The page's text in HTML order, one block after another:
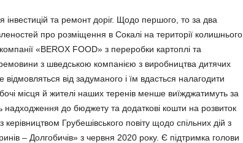
інвестицій та ремонт доріг. Щодо першого, то за два
про розміщення в Сокалі на території колишнього
«BEROX FOOD» з переробки картоплі та
з швед­ською компанією з виробництва дитячих
від задуманого і їм вдасться налагоди­ти
місця й жителі наших теренів менше виїжджатимуть за
надходження до бюджету та додаткові кошти на розвиток
Грубешівського повіту щодо спільних дій з
– Долгобичів» з червня 2020 року. Є підтримка голови